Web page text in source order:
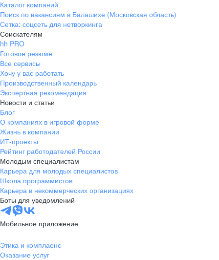
Каталог компаний
Поиск по вакансиям в Балашихе (Московская область)
Сетка: соцсеть для нетворкинга
Соискателям
hh PRO
Готовое резюме
Все сервисы
Хочу у вас работать
Производственный календарь
Экспертная рекомендация
Новости и статьи
Блог
О компаниях в игровой форме
Жизнь в компании
ИТ-проекты
Рейтинг работодателей России
Молодым специалистам
Карьера для молодых специалистов
Школа программистов
Карьера в некоммерческих организациях
Боты для уведомлений
Мобильное приложение
Этика и комплаенс
Оказание услуг